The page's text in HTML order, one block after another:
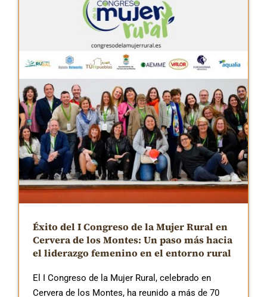
Éxito del I Congreso de la Mujer Rural en
Cervera de los Montes: Un paso más hacia
el liderazgo femenino en el entorno rural
El I Congreso de la Mujer Rural, celebrado en
Cervera de los Montes, ha reunido a más de 70